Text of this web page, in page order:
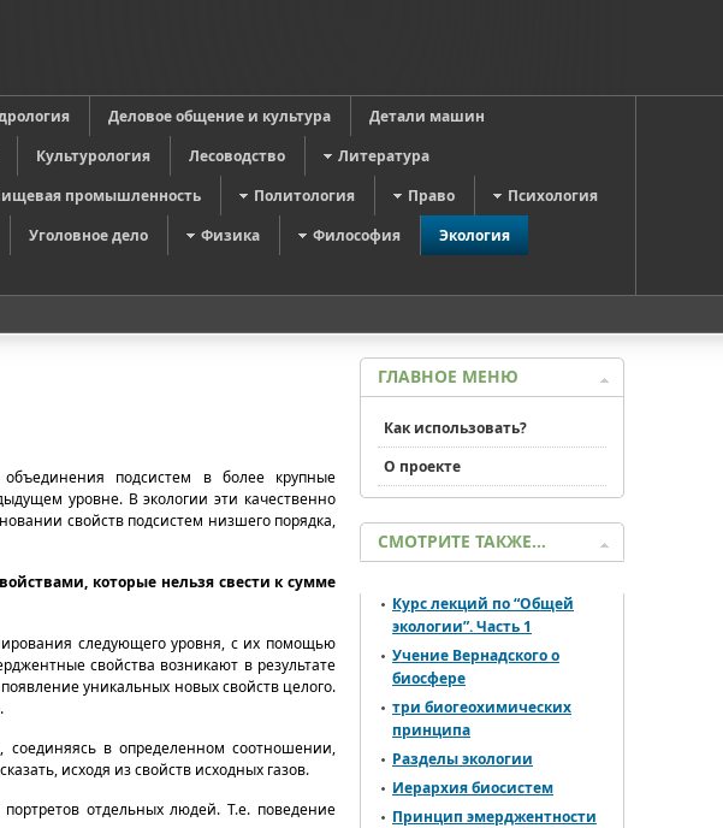
Деловое общение и культура
Детали машин
Культурология Лесоводство
Литература
промышленность Политология Право
Психология
Уголовное дело Физика Философия
Экология
подсистем в более крупные
уровне. В экологии эти качественно
свойств подсистем низшего порядка,
которые нельзя свести к сумме
следующего уровня, с их помощью
свойства возникают в результате
уникальных новых свойств целого.
соединяясь в определенном соотношении,
исходя из свойств исходных газов.
отдельных людей. Т.е. поведение
ГЛАВНОЕ МЕНЮ
Как использовать?
О проекте
СМОТРИТЕ ТАКЖЕ…
Курс лекций по “Общей
экологии”. Часть 1
Учение Вернадского о
биосфере
три биогеохимических
принципа
Разделы экологии
Иерархия биосистем
Принцип эмерджентности